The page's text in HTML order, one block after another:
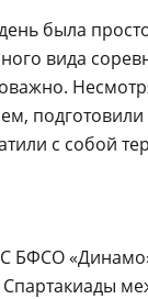
день была
вида
с собой
БФСО
Спартакиады